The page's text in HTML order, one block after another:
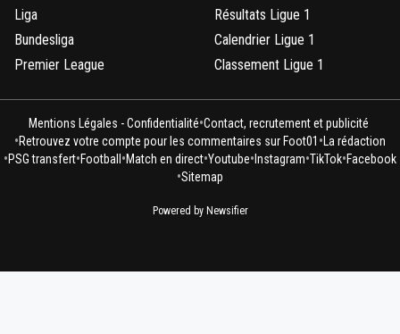
Liga
Bundesliga
Premier League
Résultats Ligue 1
Calendrier Ligue 1
Classement Ligue 1
Mentions Légales - Confidentialité•Contact, recrutement et publicité
•Retrouvez votre compte pour les commentaires sur Foot01 • La rédaction
•PSG transfert•Football •Match en direct•Youtube• Instagram•TikTok•Facebook
•Sitemap
Powered by Newsifier